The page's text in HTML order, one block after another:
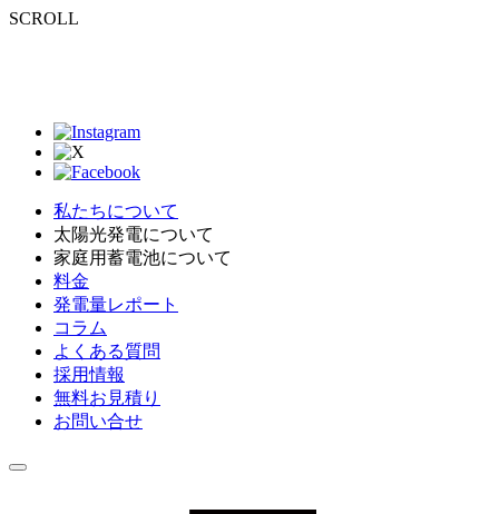
SCROLL
私たちについて
太陽光発電について
家庭用蓄電池について
料金
発電量レポート
コラム
よくある質問
採用情報
無料お見積り
お問い合せ